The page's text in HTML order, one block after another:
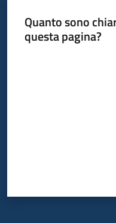
attività
Quanto sono
questa pagina?